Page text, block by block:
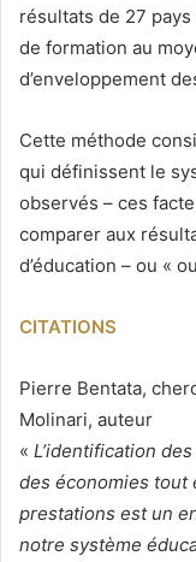
résultats de 27
de formation au
d’enveloppement
Cette méthode
qui définissent le
observés – ces
comparer aux
d’éducation – ou «
CITATIONS
Pierre Bentata,
Molinari, auteur
« L’identification
des économies tout
prestations est un
notre système